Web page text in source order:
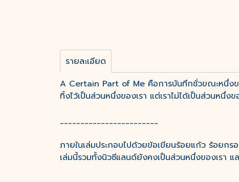
รายละเอียด
A Certain Part of Me คือการบันทึกชั่วขณะหนึ่งข
ทิ้งไว้เป็นส่วนหนึ่งของเรา แต่เราไม่ได้เป็นส่วนหนึ่
________________________
ภายในเล่มประกอบไปด้วยข้อเขียนร้อยแก้ว ร้อย
เล่มนี้รวมทั้งนิวซีแลนด์ยังคงเป็นส่วนหนึ่งของเรา แล